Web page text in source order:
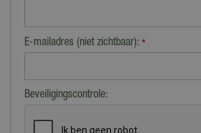
E-mailadres (niet zichtbaar): *
Beveiligingscontrole: